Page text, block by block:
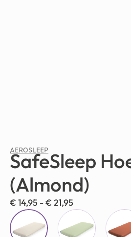
AEROSLEEP
SafeSleep
(Almond)
€ 14,95 -€ 21,95